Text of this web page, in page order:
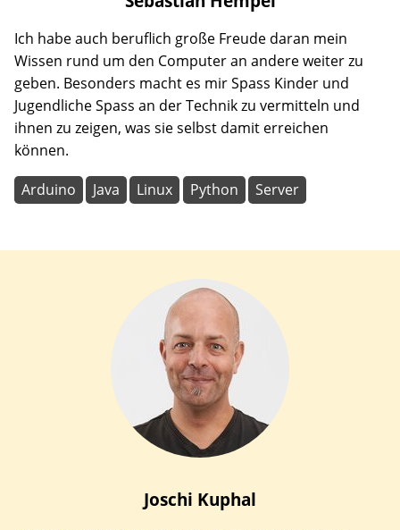
Ich habe auch beruflich große Freude daran mein
Wissen rund um den Computer an andere weiter zu
geben. Besonders macht es mir Spass Kinder und
Jugendliche Spass an der Technik zu vermitteln und
ihnen zu zeigen, was sie selbst damit erreichen
können.
Arduino Java Linux Python Server
Joschi Kuphal